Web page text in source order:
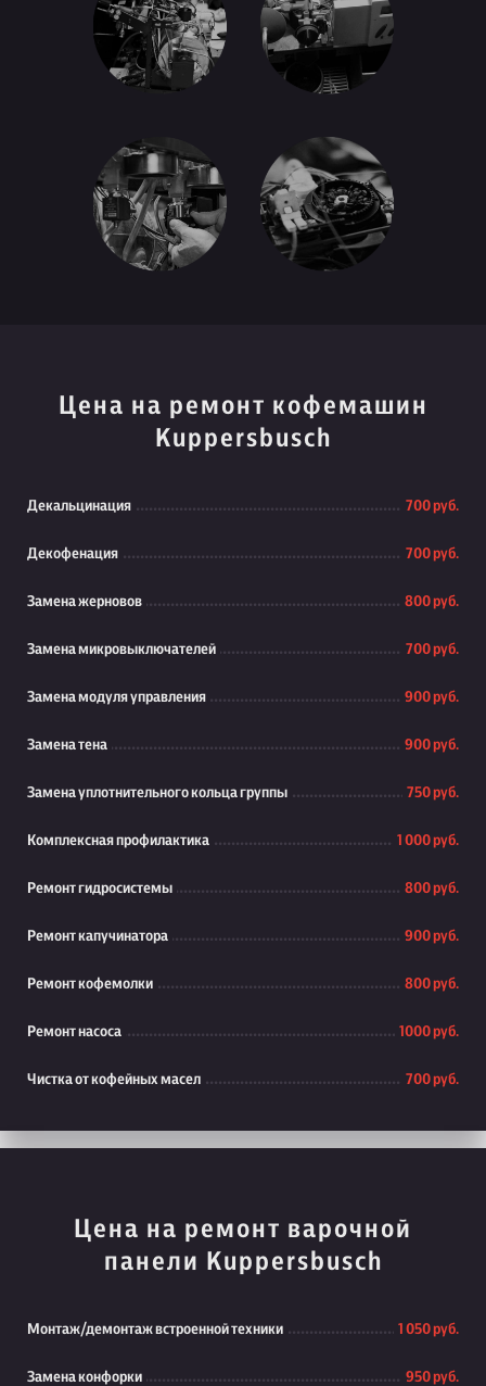
Цена на ремонт кофемашин
Kuppersbusch
Декальцинация 700 руб.
Декофенация 700 руб.
Замена жерновов 800 руб.
Замена микровыключателей 700 руб.
Замена модуля управления 900 руб.
Замена тена 900 руб.
Замена уплотнительного кольца группы 750 руб.
Комплексная профилактика 1 000 руб.
Ремонт гидросистемы 800 руб.
Ремонт капучинатора 900 руб.
Ремонт кофемолки 800 руб.
Ремонт насоса 1000 руб.
Чистка от кофейных масел 700 руб.
Цена на ремонт варочной
панели Kuppersbusch
Монтаж/демонтаж встроенной техники 1 050 руб.
Замена конфорки 950 руб.